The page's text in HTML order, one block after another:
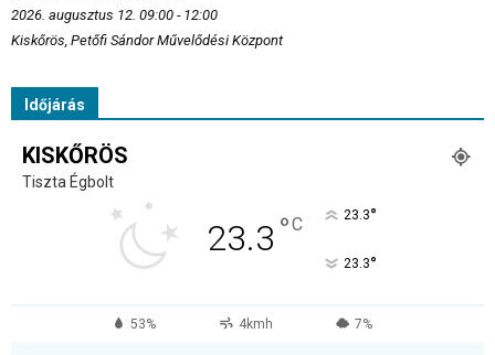
2026. augusztus 12. 09:00 - 12:00
Kiskőrös, Petőfi Sándor Művelődési Központ
Időjárás
KISKŐRÖS
Tiszta Égbolt
23.3 °C 23.3°
23.3°
53% 4kmh 7%